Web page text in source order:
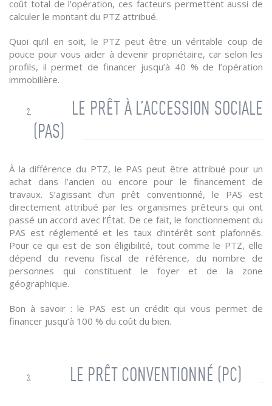
coût total de l’opération, ces facteurs permettent aussi de
calculer le montant du PTZ attribué.
Quoi qu’il en soit, le PTZ peut être un véritable coup de
pouce pour vous aider à devenir propriétaire, car selon les
profils, il permet de financer jusqu’à 40 % de l’opération
immobilière.
LE PRÊT À L’ACCESSION SOCIALE
(PAS)
À la différence du PTZ, le PAS peut être attribué pour un
achat dans l’ancien ou encore pour le financement de
travaux. S’agissant d’un prêt conventionné, le PAS est
directement attribué par les organismes prêteurs qui ont
passé un accord avec l’État. De ce fait, le fonctionnement du
PAS est réglementé et les taux d’intérêt sont plafonnés.
Pour ce qui est de son éligibilité, tout comme le PTZ, elle
dépend du revenu fiscal de référence, du nombre de
personnes qui constituent le foyer et de la zone
géographique.
Bon à savoir : le PAS est un crédit qui vous permet de
financer jusqu’à 100 % du coût du bien.
LE PRÊT CONVENTIONNÉ (PC)